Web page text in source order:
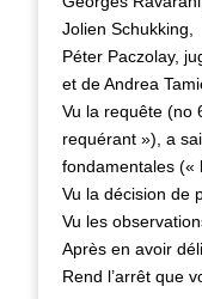
Jolien Schukking,
Péter Paczolay,
et de Andrea
Vu la requête (no
requérant »), a
fondamentales («
Vu la décision de
Vu les
Après en avoir
Rend l’arrêt que